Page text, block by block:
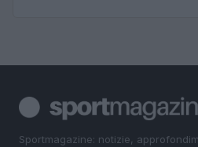
Sportmagazine: notizie,